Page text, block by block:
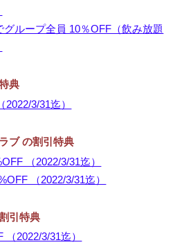
グループ全員 10％OFF（飲み放題
典
3/31迄）
ブ の割引特典
（2022/3/31迄）
（2022/3/31迄）
引特典
2022/3/31迄）